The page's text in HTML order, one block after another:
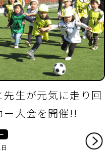
先生が元気に走り回
ー大会を開催!!